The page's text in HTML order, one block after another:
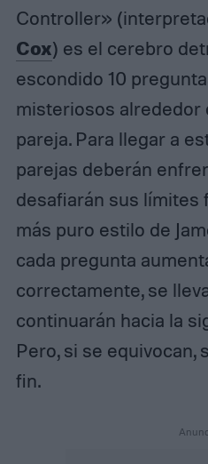
Controller»
Cox) es el cerebro
escondido 10
misteriosos alrededor
pareja. Para llegar a
parejas deberán
desafiarán sus límites
más puro estilo de
cada pregunta
correctamente, se
continuarán hacia la
Pero, si se equivocan,
fin.